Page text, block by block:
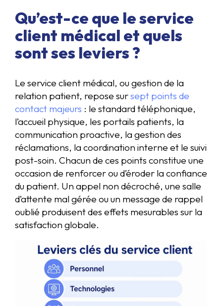
Qu’est-ce que le service
client médical et quels
sont ses leviers ?
Le service client médical, ou gestion de la
relation patient, repose sursept points de
contact majeurs : le standard téléphonique,
l’accueil physique, les portails patients, la
communication proactive, la gestion des
réclamations, la coordination interne et le suivi
post-soin. Chacun de ces points constitue une
occasion de renforcer ou d’éroder la confiance
du patient. Un appel non décroché, une salle
d’attente mal gérée ou un message de rappel
oublié produisent des effets mesurables sur la
satisfaction globale.